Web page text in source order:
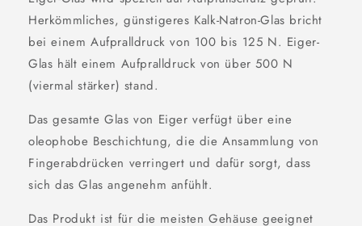
15
Plus/15
Pro
Max
15
Plus/15
Pro
Max
Herkömmliches, günstigeres Kalk-Natron-Glas bricht
bei einem Aufpralldruck von 100 bis 125 N. Eiger-
Glas hält einem Aufpralldruck von über 500 N
(viermal stärker) stand.
Das gesamte Glas von Eiger verfügt über eine
oleophobe Beschichtung, die die Ansammlung von
Fingerabdrücken verringert und dafür sorgt, dass
sich das Glas angenehm anfühlt.
Das Produkt ist für die meisten Gehäuse geeignet